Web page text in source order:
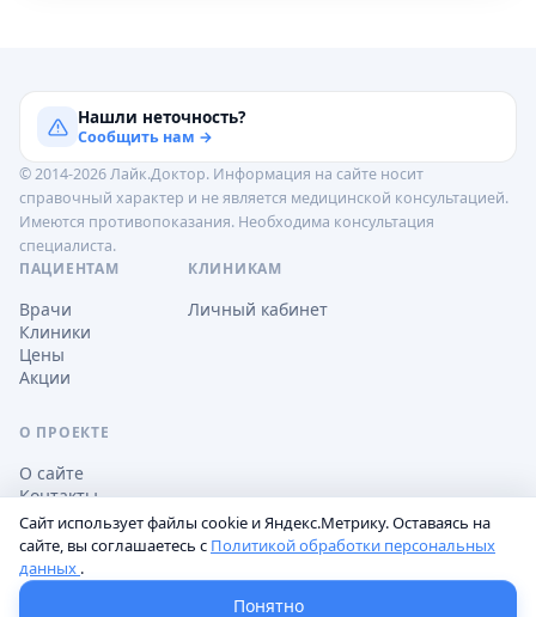
Нашли неточность?
Сообщить нам →
© 2014-2026 Лайк.Доктор. Информация на сайте носит
справочный характер и не является медицинской консультацией.
Имеются противопоказания. Необходима консультация
специалиста.
ПАЦИЕНТАМ
Врачи
Клиники
Цены
Акции
КЛИНИКАМ
Личный кабинет
О ПРОЕКТЕ
О сайте
Контакты
Обработка персональных данных
Пользовательское соглашениеНастройки cookie
Сайт использует файлы cookie и Яндекс.Метрику. Оставаясь на
сайте, вы соглашаетесь с Политикой обработки персональных
данных .
Понятно